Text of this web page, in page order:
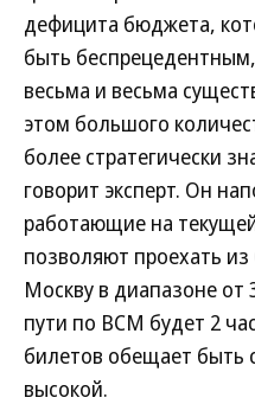
дефицита бюджета,
быть
весьма и весьма
этом большого
более стратегически
говорит эксперт. Он
работающие на
позволяют проехать из
Москву в диапазоне от
пути по ВСМ будет 2
билетов обещает быть
высокой.